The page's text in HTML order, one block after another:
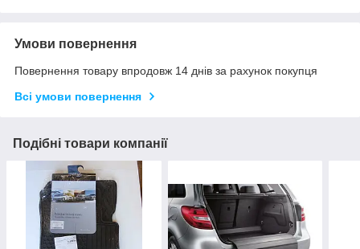
Умови повернення
Повернення товару впродовж 14 днів за рахунок покупця
Всі умови повернення
Подібні товари компанії